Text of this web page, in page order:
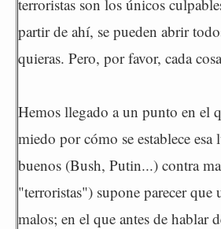
terroristas son los únicos
partir de ahí, se pueden abrir
quieras. Pero, por favor, cada
Hemos llegado a un punto en el
miedo por cómo se establece
buenos (Bush, Putin...) contra
"terroristas") supone parecer
malos; en el que antes de hablar